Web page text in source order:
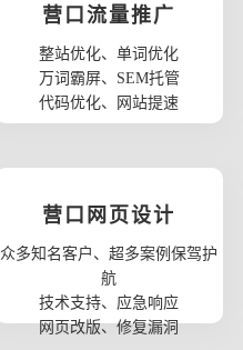
营口流量推广
整站优化、单词优化
万词霸屏、SEM托管
代码优化、网站提速
营口网页设计
众多知名客户、超多案例保驾护
航
技术支持、应急响应
网页改版、修复漏洞